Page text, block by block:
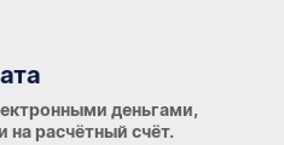
деньгами,
на расчётный счёт.